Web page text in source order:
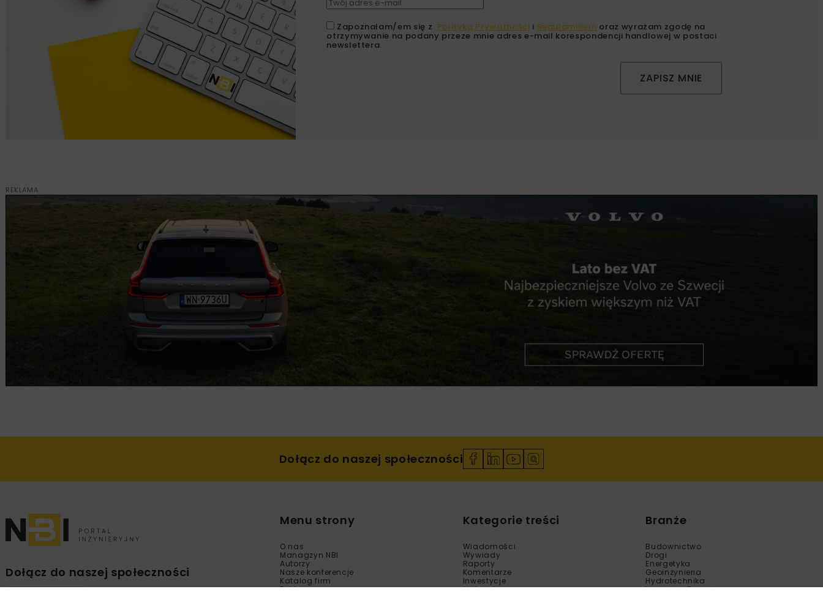
Zapoznałam/em się z Polityką Prywatności i Regulaminem oraz wyrażam zgodę na
otrzymywanie na podany przeze mnie adres e-mail korespondencji handlowej w postaci
newslettera.
ZAPISZ MNIE
REKLAMA
Dołącz do naszej społeczności
Dołącz do naszej społeczności
Menu strony
O nas
Managzyn NBI
Autorzy
Nasze konferencje
Katalog firm
Reklama
Kategorie treści
Wiadomości
Wywiady
Raporty
Komentarze
Inwestycje
Materiały
Branże
Budownictwo
Drogi
Energetyka
Geoinżynieria
Hydrotechnika
Inżynieria Bezwykopowa